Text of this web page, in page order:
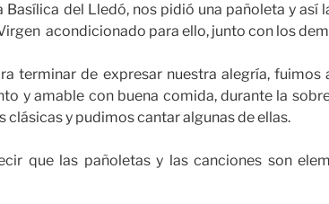
Basílica del Lledó, nos pidió una pañoleta y
acondicionado para ello, junto con los
terminar de expresar nuestra alegría,
y amable con buena comida, durante la
clásicas y pudimos cantar algunas de ellas.
que las pañoletas y las canciones son